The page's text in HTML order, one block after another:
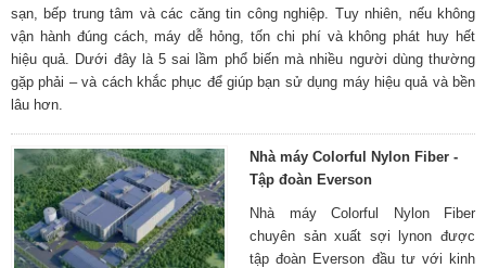
sạn, bếp trung tâm và các căng tin công nghiệp. Tuy nhiên, nếu không
vận hành đúng cách, máy dễ hỏng, tốn chi phí và không phát huy hết
hiệu quả. Dưới đây là 5 sai lầm phổ biến mà nhiều người dùng thường
gặp phải – và cách khắc phục để giúp bạn sử dụng máy hiệu quả và bền
lâu hơn.
Nhà máy Colorful Nylon Fiber -
Tập đoàn Everson
Nhà máy Colorful Nylon Fiber
chuyên sản xuất sợi lynon được
tập đoàn Everson đầu tư với kinh